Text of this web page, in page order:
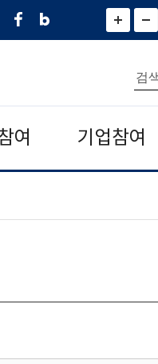
페
네
그
)
화
면
면
소
통
합
검
색
여 기업참여